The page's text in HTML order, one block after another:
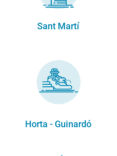
Sant Martí
Horta - Guinardó